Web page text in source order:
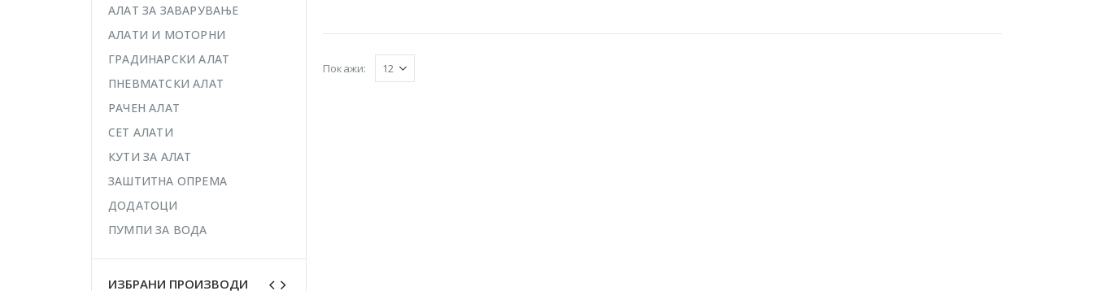
Покажи:
АЛАТ ЗА ЗАВАРУВАЊЕ
АЛАТИ И МОТОРНИ
ГРАДИНАРСКИ АЛАТ
ПНЕВМАТСКИ АЛАТ
РАЧЕН АЛАТ
СЕТ АЛАТИ
КУТИ ЗА АЛАТ
ЗАШТИТНА ОПРЕМА
ДОДАТОЦИ
ПУМПИ ЗА ВОДА
ИЗБРАНИ ПРОИЗВОДИ